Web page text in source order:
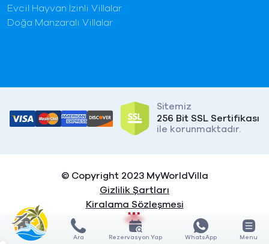
Evcil Hayvan İzinli Villalar
Doğa Manzaralı Villalar
Sitemiz
256 Bit SSL Sertifikası
ile korunmaktadır.
© Copyright 2023 MyWorldVilla
Gizlilik Şartları
Kiralama Sözleşmesi
Ara Rezervasyon Yap WhatsApp Menu